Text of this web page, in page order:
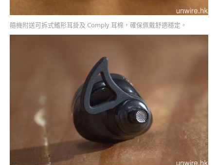
隨機附送可拆式鰭形耳掛及 Comply 耳棉，確保佩戴舒適穩定。